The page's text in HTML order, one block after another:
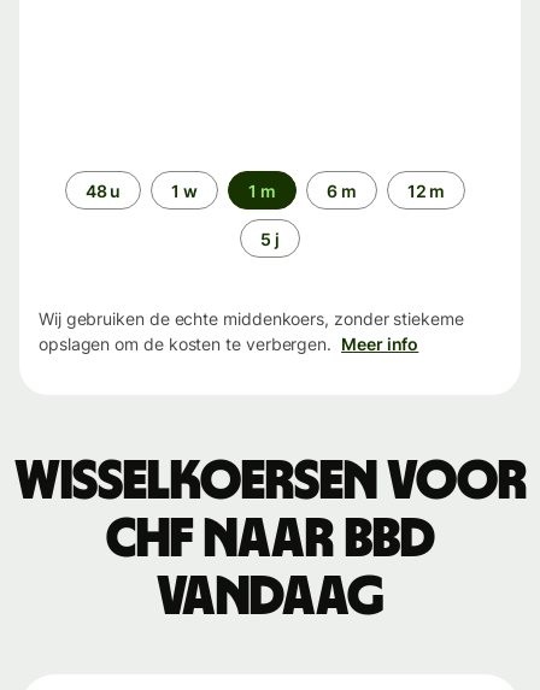
Periode48 u 1 w 1 m 6 m 12 m
5 j
Wij gebruiken de echte middenkoers, zonder stiekeme
opslagen om de kosten te verbergen. Meer info
Wisselkoersen voor
CHF naar BBD
vandaag